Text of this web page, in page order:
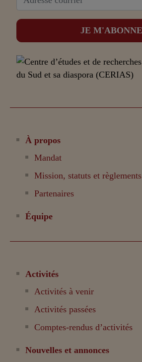
À propos
Mandat
Mission, statuts et règlements
Partenaires
Équipe
Activités
Activités à venir
Activités passées
Comptes-rendus d’activités
Nouvelles et annonces